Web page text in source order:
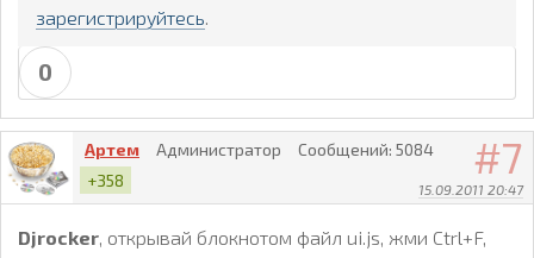
зарегистрируйтесь.
0
7
15.09.2011 20:47
Артем Администратор Сообщений: 5084
+358
Djrocker, открывай блокнотом файл ui.js, жми Ctrl+F,